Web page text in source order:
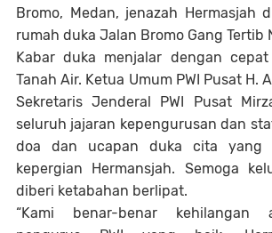
Bromo, Medan, jenazah Hermasjah
rumah duka Jalan Bromo Gang Tertib
Kabar duka menjalar dengan
Tanah Air. Ketua Umum PWI Pusat H.
Sekretaris Jenderal PWI Pusat
seluruh jajaran kepengurusan dan
doa dan ucapan duka cita yang
kepergian Hermansjah. Semoga
diberi ketabahan berlipat.
“Kami benar-benar kehilangan